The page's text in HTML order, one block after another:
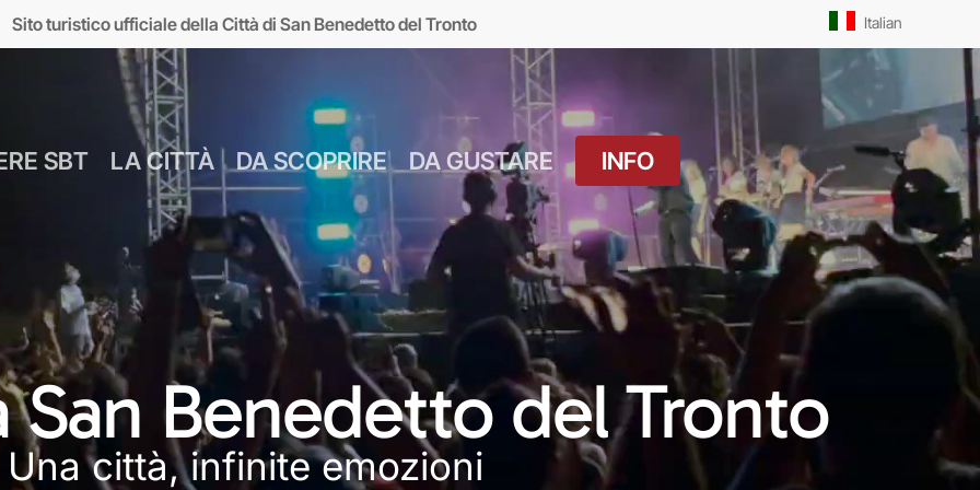
Sito turistico ufficiale della Città di San Benedetto del Tronto Italian
Giugno
Luglio
Agosto
Culture
Food & Drink
Market
SBT LA CITTÀ DA SCOPRIRE
MUSEI
d’Arte sul Mare
MARE
Lungomare
Giardini sul mare
OUTDOOR
Il Molo
Pista Ciclabile
DA GUSTARE INFO
Numeri Utili
Farmacie
Parcheggi
Bus Navetta Gratuito
Come Spostarsi
Come Arrivare
Orari Messe: Feriale
Orari Messe:
Prefestivo
Orari Messe: Festivo
San Benedetto del Tronto
Una città, infinite emozioni